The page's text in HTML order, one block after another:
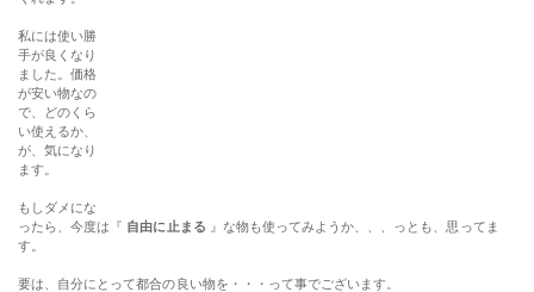
私には使い勝
手が良くなり
ました。価格
が安い物なの
で、どのくら
い使えるか、
が、気になり
ます。
もしダメにな
ったら、今度は『 自由に止まる 』な物も使ってみようか、、、っとも、思ってま
す。
要は、自分にとって都合の良い物を・・・って事でございます。